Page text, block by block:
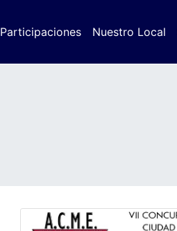
Participaciones Nuestro Local